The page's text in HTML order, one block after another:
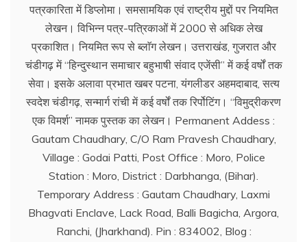
पत्रकारिता में डिप्लोमा। समसामयिक एवं राष्ट्रीय मुद्दों पर नियमित
लेखन। विभिन्न पत्र-पत्रिकाओं में 2000 से अधिक लेख
प्रकाशित। नियमित रूप से ब्लाॅग लेखन। उत्तराखंड, गुजरात और
चंडीगढ़ में ‘‘हिन्दुस्थान समाचार बहुभाषी संवाद एजेंसी’’ में कई वर्षों तक
सेवा। इसके अलावा प्रभात खबर पटना, यंगलीडर अहमदाबाद, सत्य
स्वदेश चंडीगढ़, सन्मार्ग रांची में कई वर्षों तक रिर्पोटिंग। ‘‘विमुद्रीकरण
एक विमर्श’’ नामक पुस्तक का लेखन। Permanent Addess :
Gautam Chaudhary, C/O Ram Pravesh Chaudhary,
Village : Godai Patti, Post Office : Moro, Police
Station : Moro, District : Darbhanga, (Bihar).
Temporary Address : Gautam Chaudhary, Laxmi
Bhagvati Enclave, Lack Road, Balli Bagicha, Argora,
Ranchi, (Jharkhand). Pin : 834002, Blog :